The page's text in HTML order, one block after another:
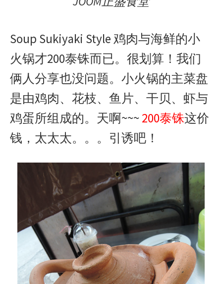
Soup Sukiyaki Style 鸡肉与海鲜的小
火锅才200泰铢而已。很划算！我们
俩人分享也没问题。小火锅的主菜盘
是由鸡肉、花枝、鱼片、干贝、虾与
鸡蛋所组成的。天啊~~~200泰铢这价
钱，太太太。。。引诱吧！